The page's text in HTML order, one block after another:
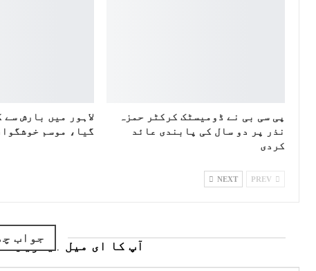
پی سی بی نے ڈومیسٹک کرکٹر حمزہ
نذر پر دو سال کی پابندی عائد
کردی
لاہور میں بارش
گیا، موسم
NEXT
جواب
آپ کا ای میل ایڈریس